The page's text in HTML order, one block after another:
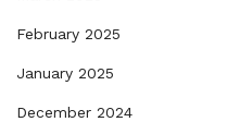
February 2025
January 2025
December 2024